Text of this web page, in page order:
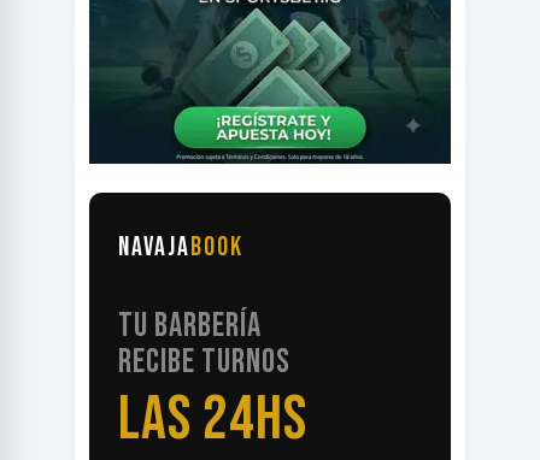
NAVAJABOOK
TU BARBERÍA
RECIBE TURNOS
LAS 24HS